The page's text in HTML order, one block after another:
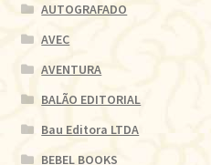
AUTOGRAFADO
AVEC
AVENTURA
BALÃO EDITORIAL
Bau Editora LTDA
BEBEL BOOKS